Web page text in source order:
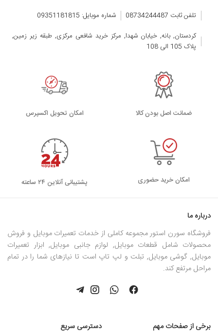
تلفن ثابت 08734244487
شماره موبایل: 09351181815
کردستان, بانه, خیابان شهدا, مرکز خرید شافعی مرکزی, طبقه زیر زمین,
پلاک 105 الی 108
ضمانت اصل بودن کالا اﻣﮑﺎن ﺗﺤﻮﯾﻞ اﮐﺴﭙﺮس
امکان خرید حضوری پشتیبانی آنلاین ۲۴ ساعته
درباره ما
فروشگاه سورن استور مجموعه کاملی از خدمات تعمیرات موبایل و فروش
محصولات شامل قطعات موبایل, لوازم جانبی موبایل, ابزار تعمیرات
موبایل, گوشی موبایل, تبلت و لپ تاپ است تا نیازهای شما را در تمام
مراحل مرتفع کند.
برخی از صفحات مهم دسترسی سریع